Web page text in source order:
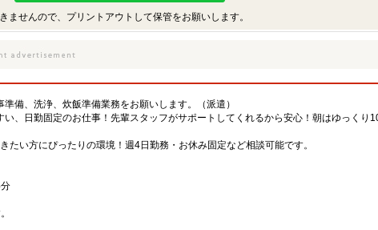
せんので、プリントアウトして保管をお願いします。
備、洗浄、炊飯準備業務をお願いします。（派遣）
い、日勤固定のお仕事！先輩スタッフがサポートしてくれるから安心！朝はゆっくり
たい方にぴったりの環境！週4日勤務・お休み固定など相談可能です。